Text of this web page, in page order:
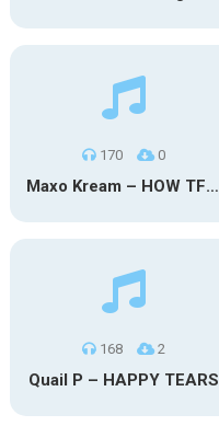
170 0
Maxo Kream – HOW TF I’M LUCKY
168 2
Quail P – HAPPY TEARS